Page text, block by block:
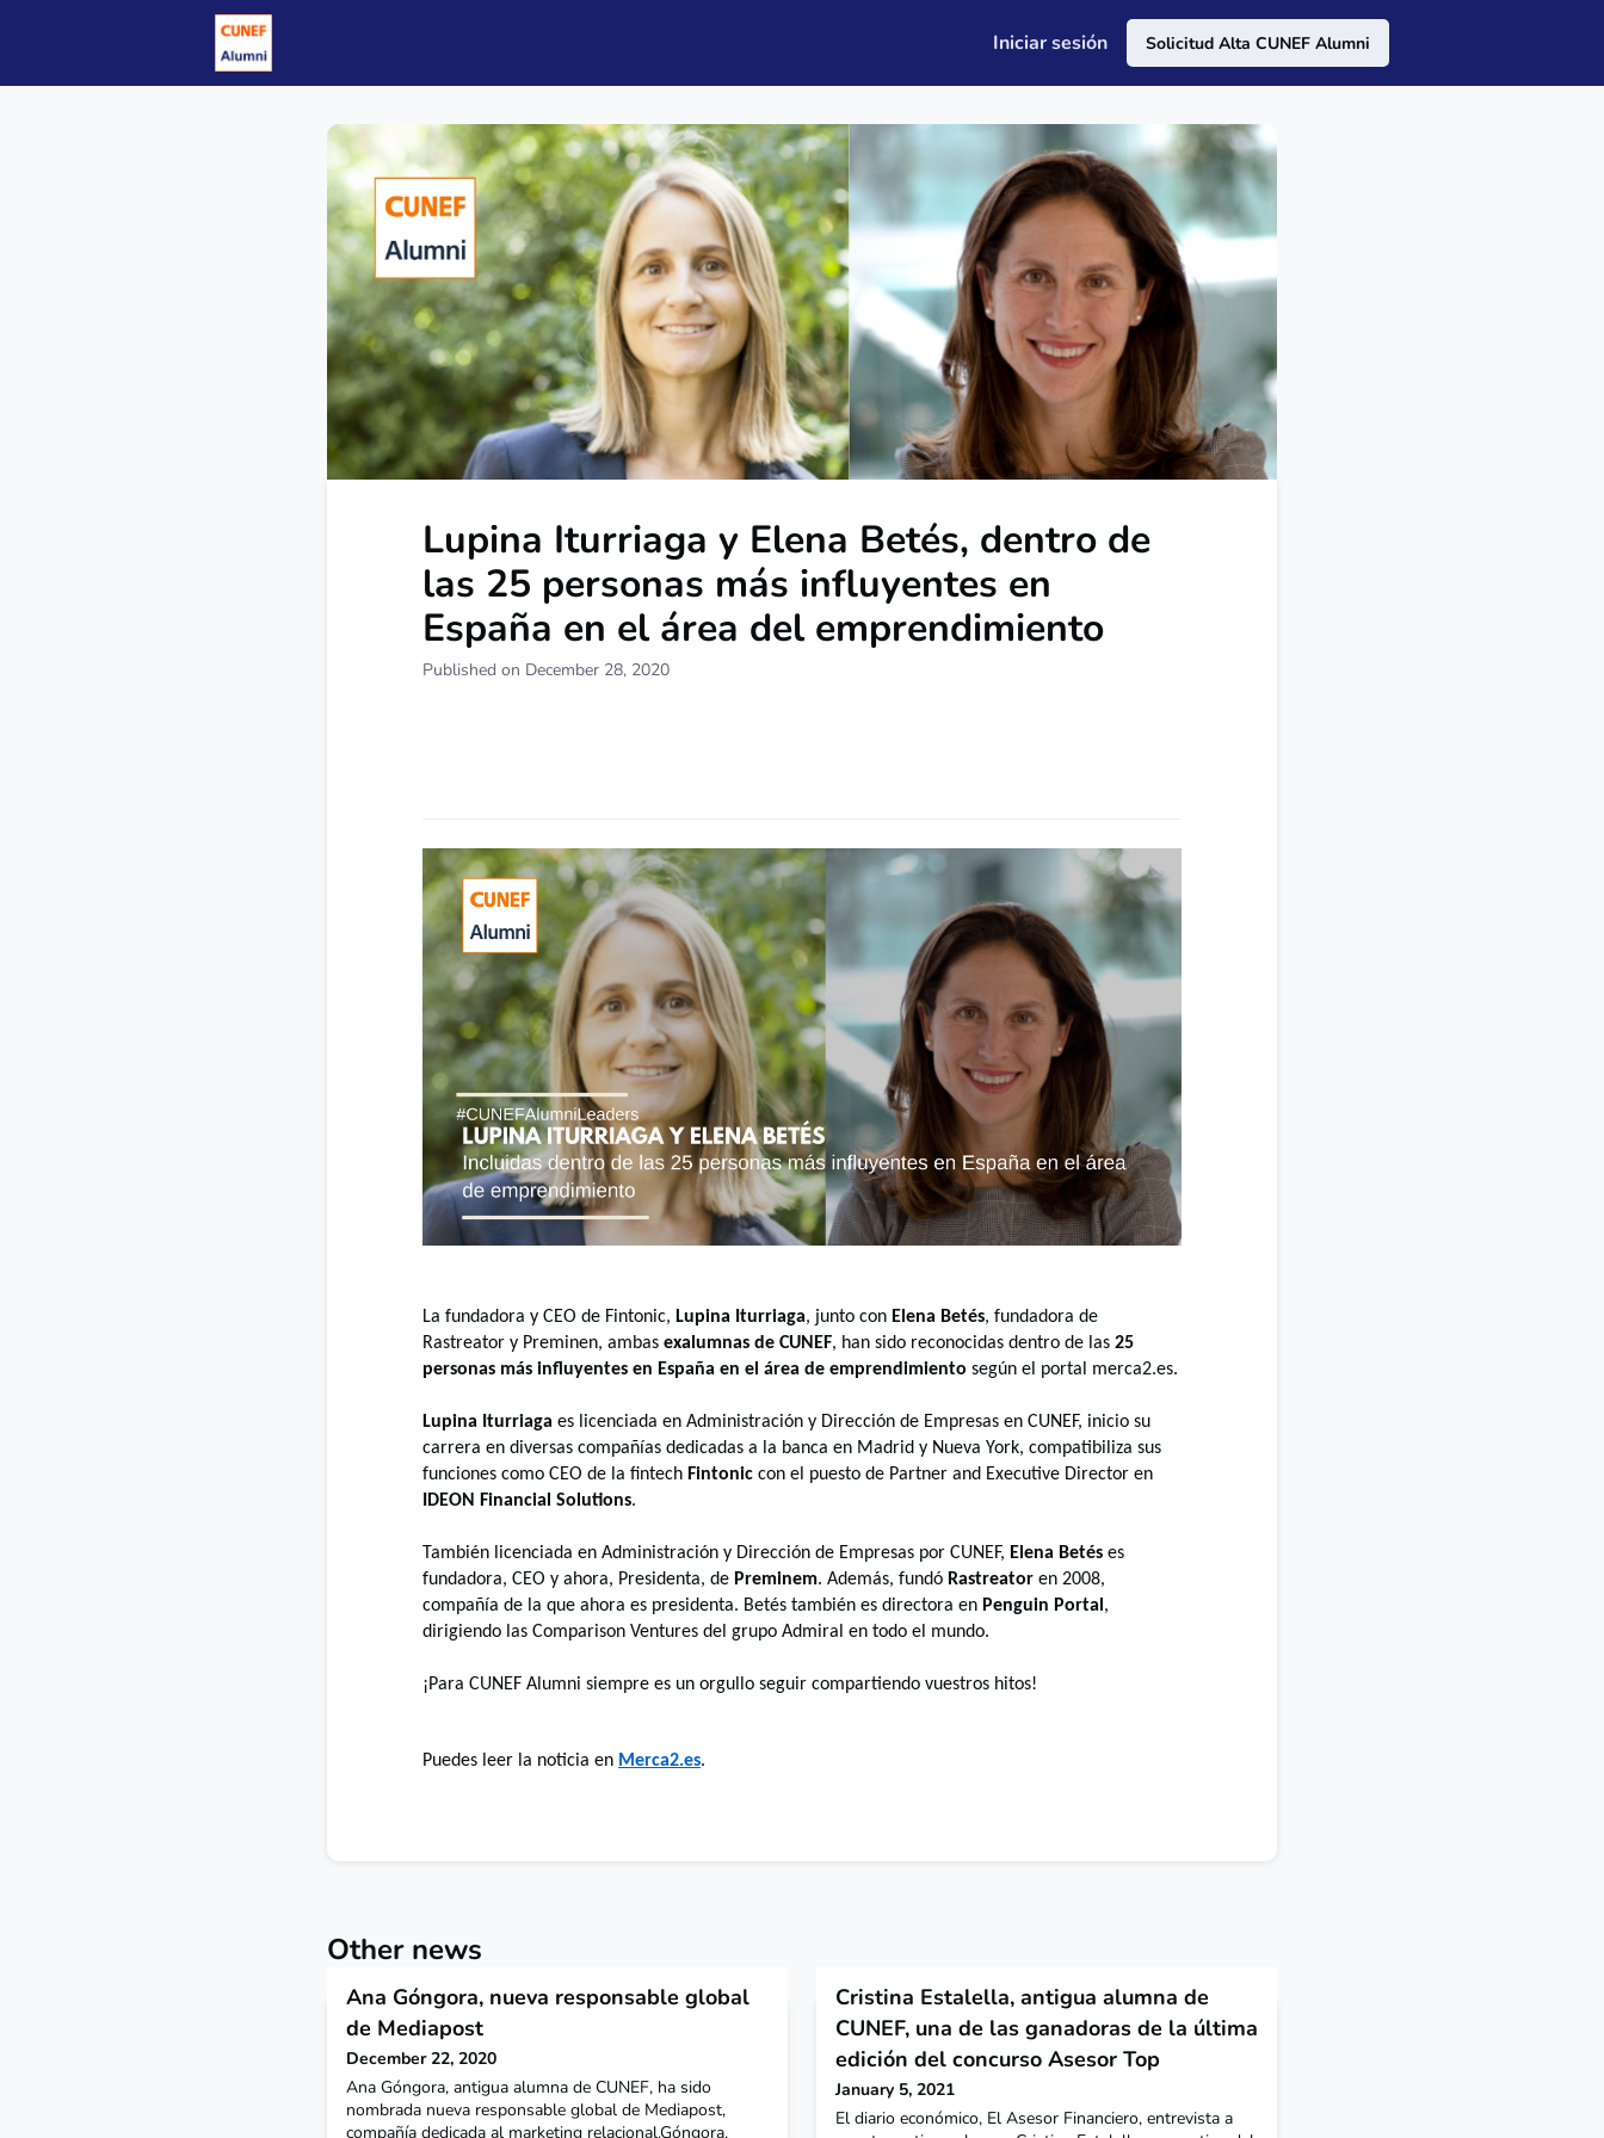
Iniciar sesión Solicitud Alta CUNEF Alumni
Lupina Iturriaga y Elena Betés, dentro de
las 25 personas más influyentes en
España en el área del emprendimiento
Published on December 28, 2020
La fundadora y CEO de Fintonic, Lupina Iturriaga, junto con Elena Betés, fundadora de
Rastreator y Preminen, ambas exalumnas de CUNEF, han sido reconocidas dentro de las 25
personas más influyentes en España en el área de emprendimiento según el portal merca2.es.
Lupina Iturriaga es licenciada en Administración y Dirección de Empresas en CUNEF, inicio su
carrera en diversas compañías dedicadas a la banca en Madrid y Nueva York, compatibiliza sus
funciones como CEO de la fintech Fintonic con el puesto de Partner and Executive Director en
IDEON Financial Solutions.
También licenciada en Administración y Dirección de Empresas por CUNEF, Elena Betés es
fundadora, CEO y ahora, Presidenta, de Preminem. Además, fundó Rastreator en 2008,
compañía de la que ahora es presidenta. Betés también es directora en Penguin Portal,
dirigiendo las Comparison Ventures del grupo Admiral en todo el mundo.
¡Para CUNEF Alumni siempre es un orgullo seguir compartiendo vuestros hitos!
Puedes leer la noticia en Merca2.es.
Other news
Ana Góngora, nueva responsable global
de Mediapost
December 22, 2020
Ana Góngora, antigua alumna de CUNEF, ha sido
nombrada nueva responsable global de Mediapost,
compañía dedicada al marketing relacional.Góngora,
Cristina Estalella, antigua alumna de
CUNEF, una de las ganadoras de la última
edición del concurso Asesor Top
January 5, 2021
El diario económico, El Asesor Financiero, entrevista a